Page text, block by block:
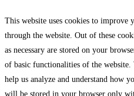
This website uses cookies to improve
through the website. Out of these
as necessary are stored on your
of basic functionalities of the website.
help us analyze and understand how
will be stored in your browser only